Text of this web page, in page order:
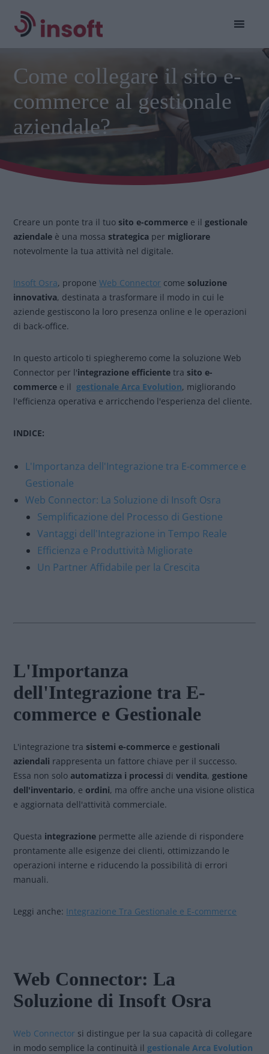
Come collegare il sito e-
commerce al gestionale
aziendale?
Creare un ponte tra il tuo sito e-commerce e il gestionale
aziendale è una mossa strategica per migliorare
notevolmente la tua attività nel digitale.
Insoft Osra, proponeWeb Connector come soluzione
innovativa, destinata a trasformare il modo in cui le
aziende gestiscono la loro presenza online e le operazioni
di back-office.
In questo articolo ti spiegheremo come la soluzione Web
Connector per l'integrazione efficiente tra sito e-
commerce e il gestionale Arca Evolution, migliorando
l'efficienza operativa e arricchendo l'esperienza del cliente.
INDICE:
L'Importanza dell'Integrazione tra E-commerce e
Gestionale
Web Connector: La Soluzione di Insoft Osra
Semplificazione del Processo di Gestione
Vantaggi dell'Integrazione in Tempo Reale
Efficienza e Produttività Migliorate
Un Partner Affidabile per la Crescita
L'Importanza
dell'Integrazione tra E-
commerce e Gestionale
L'integrazione tra sistemi e-commerce e gestionali
aziendali rappresenta un fattore chiave per il successo.
Essa non soloautomatizza i processi divendita, gestione
dell'inventario, e ordini, ma offre anche una visione olistica
e aggiornata dell'attività commerciale.
Questa integrazione permette alle aziende di rispondere
prontamente alle esigenze dei clienti, ottimizzando le
operazioni interne e riducendo la possibilità di errori
manuali.
Leggi anche: Integrazione Tra Gestionale e E-commerce
Web Connector: La
Soluzione di Insoft Osra
Web Connector si distingue per la sua capacità di collegare
in modo semplice la continuità il gestionale Arca Evolution